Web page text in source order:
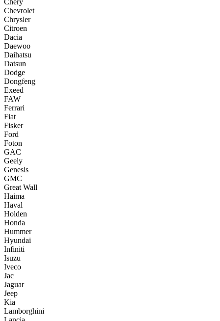
Chevrolet
Chrysler
Citroen
Dacia
Daewoo
Daihatsu
Datsun
Dodge
Dongfeng
Exeed
FAW
Ferrari
Fiat
Fisker
Ford
Foton
GAC
Geely
Genesis
GMC
Great Wall
Haima
Haval
Holden
Honda
Hummer
Hyundai
Infiniti
Isuzu
Iveco
Jac
Jaguar
Jeep
Kia
Lamborghini